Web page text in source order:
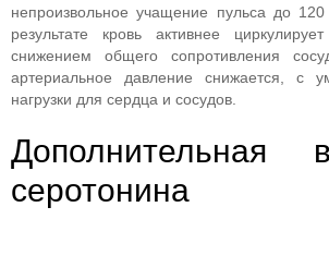
непроизвольное учащение пульса до
результате кровь активнее
снижением общего сопротивления
артериальное давление снижается, с
нагрузки для сердца и сосудов.
Дополнительная
серотонина